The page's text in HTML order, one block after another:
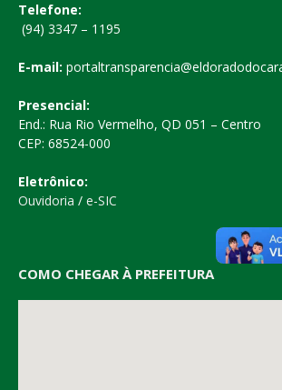
Telefone:
(94) 3347 – 1195
E-mail:
Presencial:
End.: Rua Rio Vermelho, QD 051 – Centro
CEP: 68524-000
Eletrônico:
Ouvidoria / e-SIC
COMO CHEGAR À PREFEITURA